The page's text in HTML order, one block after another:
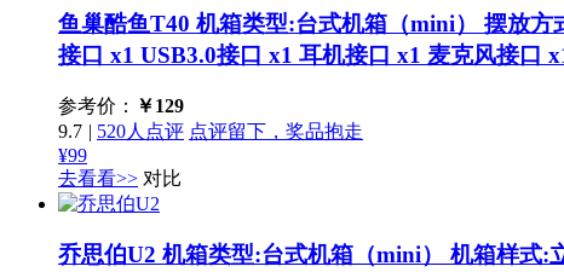
鱼巢酷鱼T40 机箱类型:台式机箱（mini） 摆放
接口 x1 USB3.0接口 x1 耳机接口 x1 麦克风接口
参考价： ￥129
9.7 | 520人点评 点评留下，奖品抱走
¥99
去看看>> 对比
乔思伯U2 机箱类型:台式机箱（mini） 机箱样式: